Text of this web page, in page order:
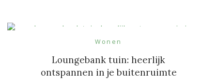
Wonen
Loungebank tuin: heerlijk
ontspannen in je buitenruimte